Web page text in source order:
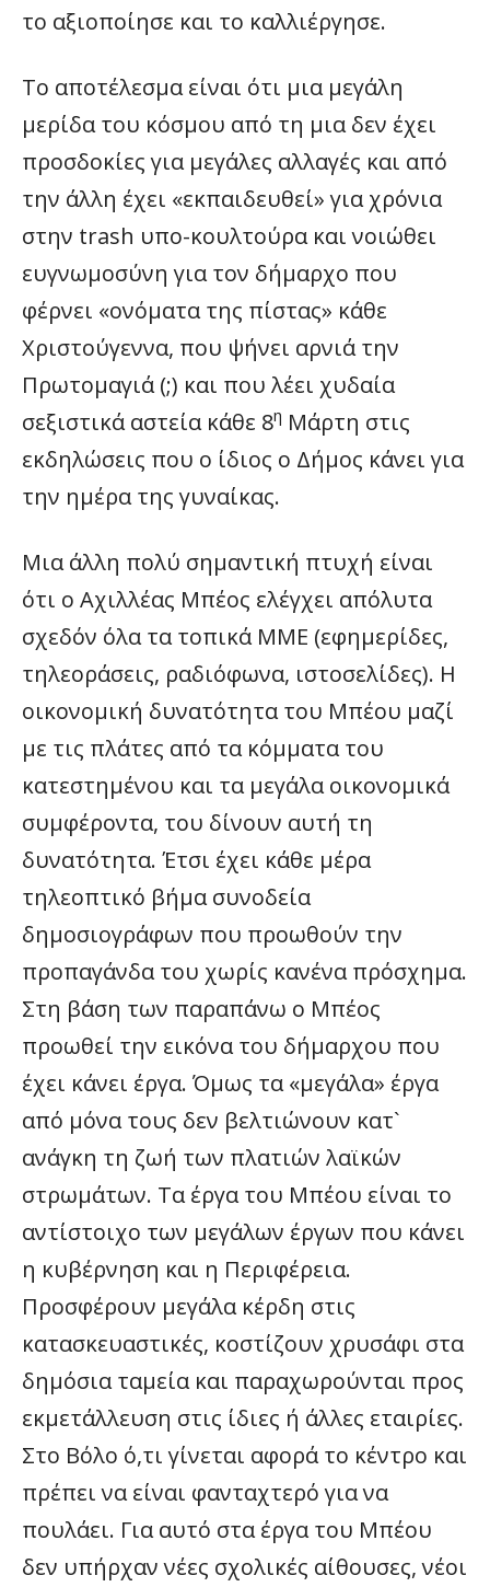
το αξιοποίησε και το καλλιέργησε.
Το αποτέλεσμα είναι ότι μια μεγάλη
μερίδα του κόσμου από τη μια δεν έχει
προσδοκίες για μεγάλες αλλαγές και από
την άλλη έχει «εκπαιδευθεί» για χρόνια
στην trash υπο-κουλτούρα και νοιώθει
ευγνωμοσύνη για τον δήμαρχο που
φέρνει «ονόματα της πίστας» κάθε
Χριστούγεννα, που ψήνει αρνιά την
Πρωτομαγιά (;) και που λέει χυδαία
σεξιστικά αστεία κάθε 8η Μάρτη στις
εκδηλώσεις που ο ίδιος ο Δήμος κάνει για
την ημέρα της γυναίκας.
Μια άλλη πολύ σημαντική πτυχή είναι
ότι ο Αχιλλέας Μπέος ελέγχει απόλυτα
σχεδόν όλα τα τοπικά ΜΜΕ (εφημερίδες,
τηλεοράσεις, ραδιόφωνα, ιστοσελίδες). Η
οικονομική δυνατότητα του Μπέου μαζί
με τις πλάτες από τα κόμματα του
κατεστημένου και τα μεγάλα οικονομικά
συμφέροντα, του δίνουν αυτή τη
δυνατότητα. Έτσι έχει κάθε μέρα
τηλεοπτικό βήμα συνοδεία
δημοσιογράφων που προωθούν την
προπαγάνδα του χωρίς κανένα πρόσχημα.
Στη βάση των παραπάνω ο Μπέος
προωθεί την εικόνα του δήμαρχου που
έχει κάνει έργα. Όμως τα «μεγάλα» έργα
από μόνα τους δεν βελτιώνουν κατ`
ανάγκη τη ζωή των πλατιών λαϊκών
στρωμάτων. Τα έργα του Μπέου είναι το
αντίστοιχο των μεγάλων έργων που κάνει
η κυβέρνηση και η Περιφέρεια.
Προσφέρουν μεγάλα κέρδη στις
κατασκευαστικές, κοστίζουν χρυσάφι στα
δημόσια ταμεία και παραχωρούνται προς
εκμετάλλευση στις ίδιες ή άλλες εταιρίες.
Στο Βόλο ό,τι γίνεται αφορά το κέντρο και
πρέπει να είναι φανταχτερό για να
πουλάει. Για αυτό στα έργα του Μπέου
δεν υπήρχαν νέες σχολικές αίθουσες, νέοι